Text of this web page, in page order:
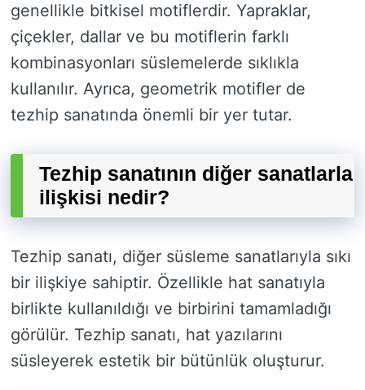
genellikle bitkisel motiflerdir. Yapraklar,
çiçekler, dallar ve bu motiflerin farklı
kombinasyonları süslemelerde sıklıkla
kullanılır. Ayrıca, geometrik motifler de
tezhip sanatında önemli bir yer tutar.
Tezhip sanatının diğer sanatlarla
ilişkisi nedir?
Tezhip sanatı, diğer süsleme sanatlarıyla sıkı
bir ilişkiye sahiptir. Özellikle hat sanatıyla
birlikte kullanıldığı ve birbirini tamamladığı
görülür. Tezhip sanatı, hat yazılarını
süsleyerek estetik bir bütünlük oluşturur.